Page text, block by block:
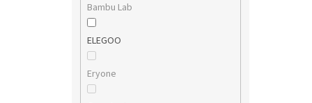
Bambu Lab
ELEGOO
Eryone